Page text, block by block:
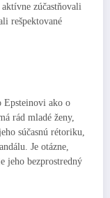
zúčastňovali
rešpektované
ako o
rád mladé ženy,
súčasnú rétoriku,
Je otázne,
jeho bezprostredný